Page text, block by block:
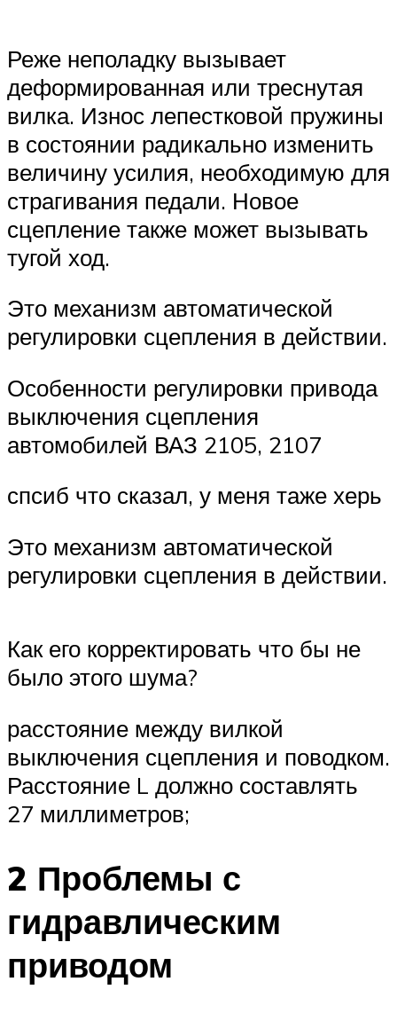
Реже неполадку вызывает
деформированная или треснутая
вилка. Износ лепестковой пружины
в состоянии радикально изменить
величину усилия, необходимую для
страгивания педали. Новое
сцепление также может вызывать
тугой ход.
Это механизм автоматической
регулировки сцепления в действии.
Особенности регулировки привода
выключения сцепления
автомобилей ВАЗ 2105, 2107
спсиб что сказал, у меня таже херь
Это механизм автоматической
регулировки сцепления в действии.
Как его корректировать что бы не
было этого шума?
расстояние между вилкой
выключения сцепления и поводком.
Расстояние L должно составлять
27 миллиметров;
2 Проблемы с
гидравлическим
приводом